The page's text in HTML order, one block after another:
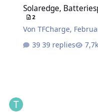
Solaredge,
2
VonTFCharge,
39 replies